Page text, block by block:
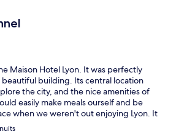
Maison Hotel Lyon. It was perfectly
beautiful building. Its central location
the city, and the nice amenities of
easily make meals ourself and be
when we weren't out enjoying Lyon. It
run by a kind and helpful staff.